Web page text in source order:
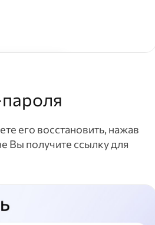
его восстановить, нажав
Вы получите ссылку для